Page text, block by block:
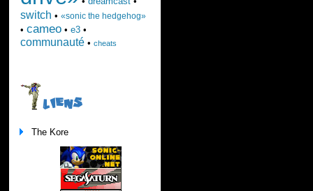
switch • «sonic the hedgehog»
• cameo• e3•
communauté• cheats
LIENS
The Kore